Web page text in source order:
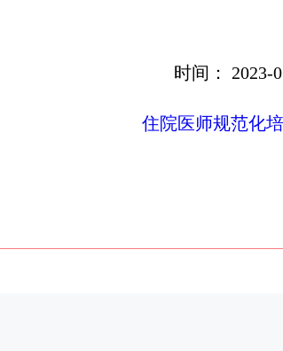
技术动态
科研教学
时间： 2023-
住院医师规范化